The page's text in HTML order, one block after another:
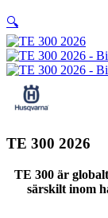
🔍
TE 300 2026
TE 300 är
särskilt inom